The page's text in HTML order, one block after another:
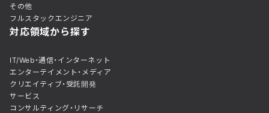
その他
フルスタックエンジニア
対応領域から探す
IT/Web・通信・インターネット
エンターテイメント・メディア
クリエイティブ・受託開発
サービス
コンサルティング・リサーチ